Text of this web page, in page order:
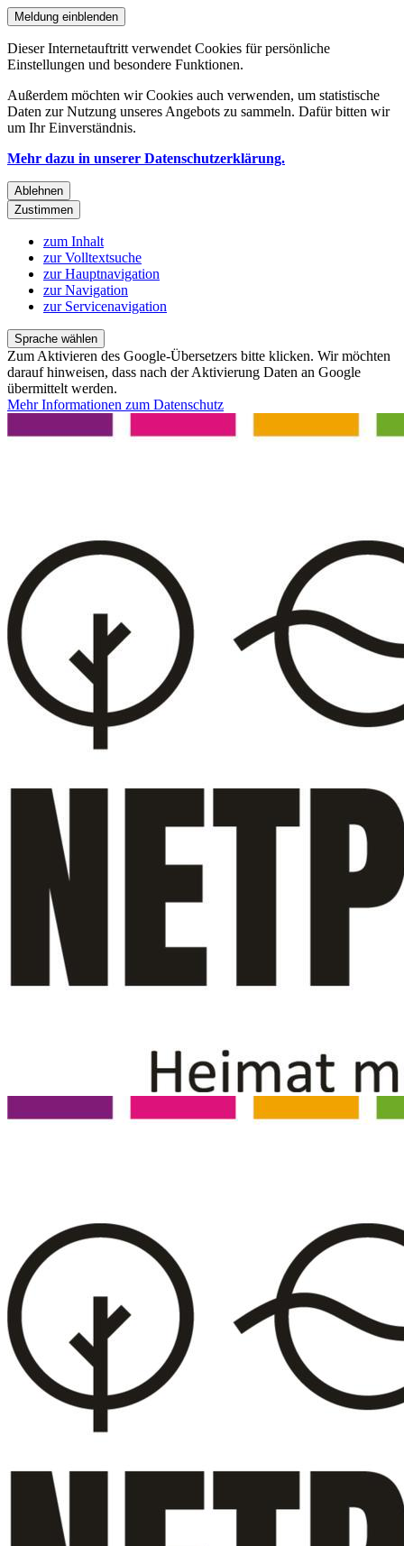
Meldung einblenden
Dieser Internetauftritt verwendet Cookies für persönliche
Einstellungen und besondere Funktionen.
Außerdem möchten wir Cookies auch verwenden, um statistische
Daten zur Nutzung unseres Angebots zu sammeln. Dafür bitten wir
um Ihr Einverständnis.
Mehr dazu in unserer Datenschutzerklärung.
Ablehnen
Zustimmen
zum Inhalt
zur Volltextsuche
zur Hauptnavigation
zur Navigation
zur Servicenavigation
Sprache wählen
Zum Aktivieren des Google-Übersetzers bitte klicken. Wir möchten
darauf hinweisen, dass nach der Aktivierung Daten an Google
übermittelt werden.
Mehr Informationen zum Datenschutz